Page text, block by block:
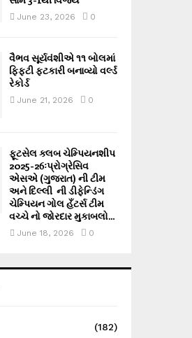
June 23, 2026 0
વૈભવ સૂર્યવંશીએ ૧૧ બોલમાં
ફિફ્ટી ફટકારી બનાવ્યો વર્લ્ડ
રેકોર્ડ
June 21, 2026 0
ફૂટસેલ ક્લબ ચેમ્પિયનશીપ
2025-26ઃપ્રોગ્રેસિવ
એસએ (ગુજરાત) ની ટીમ
અને દિલ્લી ની ડીફેન્ડિંગ
ચેમ્પિયન ગોલ હઁટર્સ ટીમ
વચ્ચે નો જોરદાર મુકાબલો...
June 18, 2026 0
(182)